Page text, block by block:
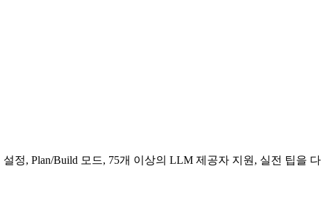
정, Plan/Build 모드, 75개 이상의 LLM 제공자 지원, 실전 팁을 다